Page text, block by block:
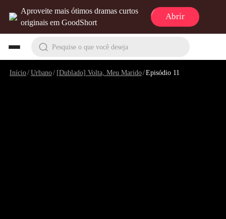
Aproveite mais ótimos dramas curtos
originais em GoodShort
Abrir
Pesquise o que você deseja
Início/Urbano/ [Dublado] Volta, Meu Marido/Episódio 11